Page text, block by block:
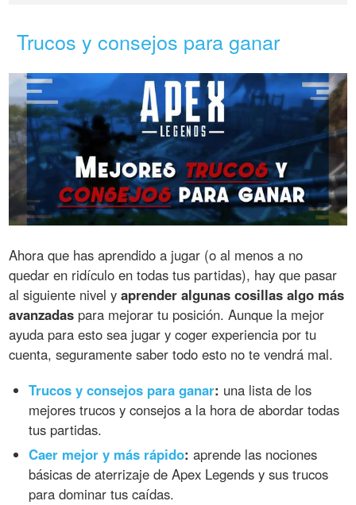
Trucos y consejos para ganar
Ahora que has aprendido a jugar (o al menos a no
quedar en ridículo en todas tus partidas), hay que pasar
al siguiente nivel yaprender algunas cosillas algo más
avanzadas para mejorar tu posición. Aunque la mejor
ayuda para esto sea jugar y coger experiencia por tu
cuenta, seguramente saber todo esto no te vendrá mal.
Trucos y consejos para ganar: una lista de los
mejores trucos y consejos a la hora de abordar todas
tus partidas.
Caer mejor y más rápido: aprende las nociones
básicas de aterrizaje de Apex Legends y sus trucos
para dominar tus caídas.